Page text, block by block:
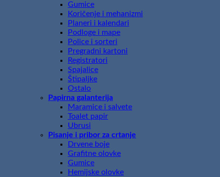
Gumice
Koričenje i mehanizmi
Planeri i kalendari
Podloge i mape
Police i sorteri
Pregradni kartoni
Registratori
Spajalice
Štipaljke
Ostalo
Papirna galanterija
Maramice i salvete
Toalet papir
Ubrusi
Pisanje i pribor za crtanje
Drvene boje
Grafitne olovke
Gumice
Hemijske olovke